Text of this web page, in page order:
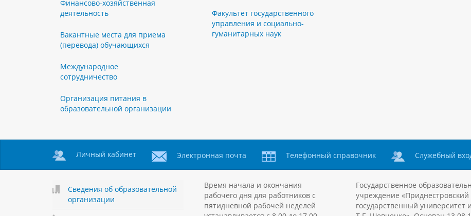
Финансово-хозяйственная
деятельность
Вакантные места для приема
(перевода) обучающихся
Международное
сотрудничество
Организация питания в
образовательной организации
Факультет государственного
управления и социально-
гуманитарных наук
Личный кабинет Электронная почта Телефонный справочник Служебный
Сведения об образовательной
организации
Время начала и окончания
рабочего дня для работников с
пятидневной рабочей неделей
Государственное
учреждение «Приднестровский
государственный университет